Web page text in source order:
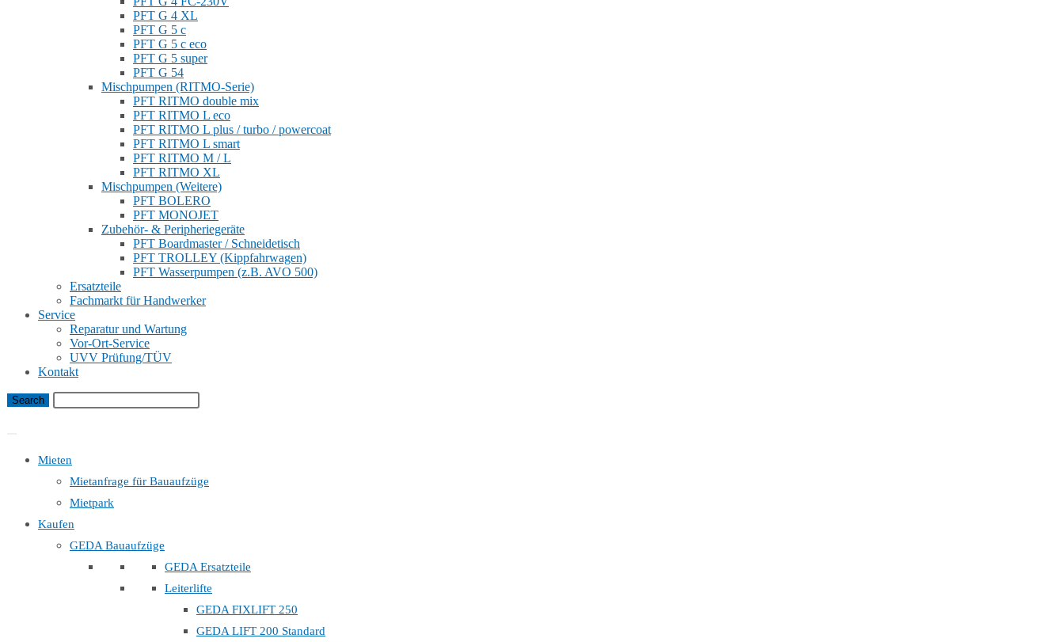
PFT G 4 XL
PFT G 5 c
PFT G 5 c eco
PFT G 5 super
PFT G 54
Mischpumpen (RITMO-Serie)
PFT RITMO double mix
PFT RITMO L eco
PFT RITMO L plus / turbo / powercoat
PFT RITMO L smart
PFT RITMO M / L
PFT RITMO XL
Mischpumpen (Weitere)
PFT BOLERO
PFT MONOJET
Zubehör- & Peripheriegeräte
PFT Boardmaster / Schneidetisch
PFT TROLLEY (Kippfahrwagen)
PFT Wasserpumpen (z.B. AVO 500)
Ersatzteile
Fachmarkt für Handwerker
Service
Reparatur und Wartung
Vor-Ort-Service
UVV Prüfung/TÜV
Kontakt
Mieten
Mietanfrage für Bauaufzüge
Mietpark
Kaufen
GEDA Bauaufzüge
GEDA Ersatzteile
Leiterlifte
GEDA FIXLIFT 250
GEDA LIFT 200 Standard